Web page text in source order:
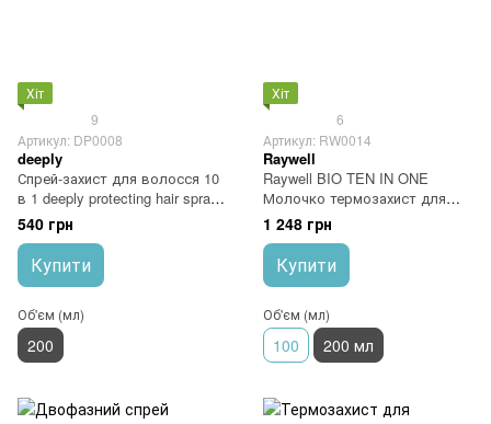
Хіт
9
Артикул: DP0008
deeply
Спрей-захист для волосся 10
в 1 deeply protecting hair spray
10 in 1 200 мл
540 грн
Купити
Об'єм (мл)
200
Хіт
6
Артикул: RW0014
Raywell
Raywell BIO TEN IN ONE
Молочко термозахист для
волосся 10 в 1 200 мл
1 248 грн
Купити
Об'єм (мл)
100 200 мл